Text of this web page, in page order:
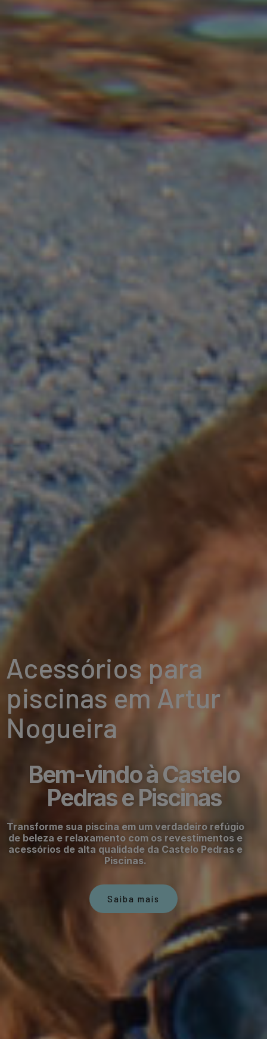
Acessórios para
piscinas em Artur
Nogueira
Bem-vindo à Castelo
Pedras e Piscinas
Transforme sua piscina em um verdadeiro refúgio
de beleza e relaxamento com os revestimentos e
acessórios de alta qualidade da Castelo Pedras e
Piscinas.
Saiba mais